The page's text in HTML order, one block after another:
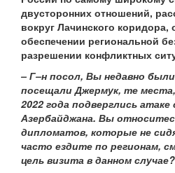
двусторонних отношений,
вокруг Лачинского
обеспечении региональной
разрешении конфликтных
– Г–н посол, Вы недавно
посещали Джермук, те
2022 года подверглись
Азербайджана. Вы
дипломатов, которые не
часто ездите по регионам,
цель визита в данном случае?